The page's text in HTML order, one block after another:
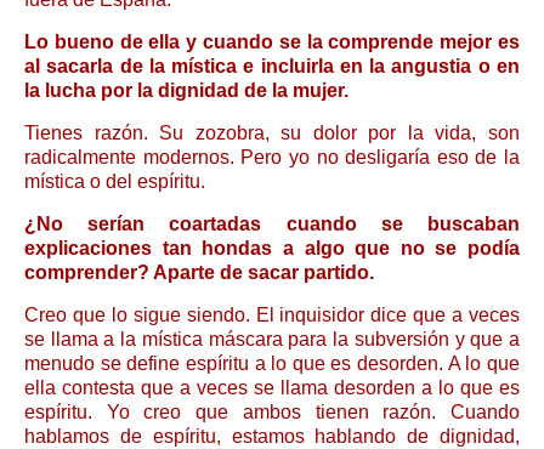
Lo bueno de ella y cuando se la comprende mejor es
al sacarla de la mística e incluirla en la angustia o en
la lucha por la dignidad de la mujer.
Tienes razón. Su zozobra, su dolor por la vida, son
radicalmente modernos. Pero yo no desligaría eso de la
mística o del espíritu.
¿No serían coartadas cuando se buscaban
explicaciones tan hondas a algo que no se podía
comprender? Aparte de sacar partido.
Creo que lo sigue siendo. El inquisidor dice que a veces
se llama a la mística máscara para la subversión y que a
menudo se define espíritu a lo que es desorden. A lo que
ella contesta que a veces se llama desorden a lo que es
espíritu. Yo creo que ambos tienen razón. Cuando
hablamos de espíritu, estamos hablando de dignidad,